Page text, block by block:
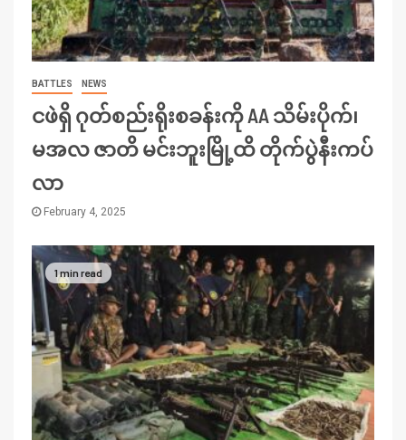
BATTLES NEWS
ငဖဲရှိ ဂုတ်စည်းရိုးစခန်းကို AA သိမ်းပိုက်၊
မအလ ဇာတိ မင်းဘူးမြို့ထိ တိုက်ပွဲနီးကပ်
လာ
February 4, 2025
1 min read